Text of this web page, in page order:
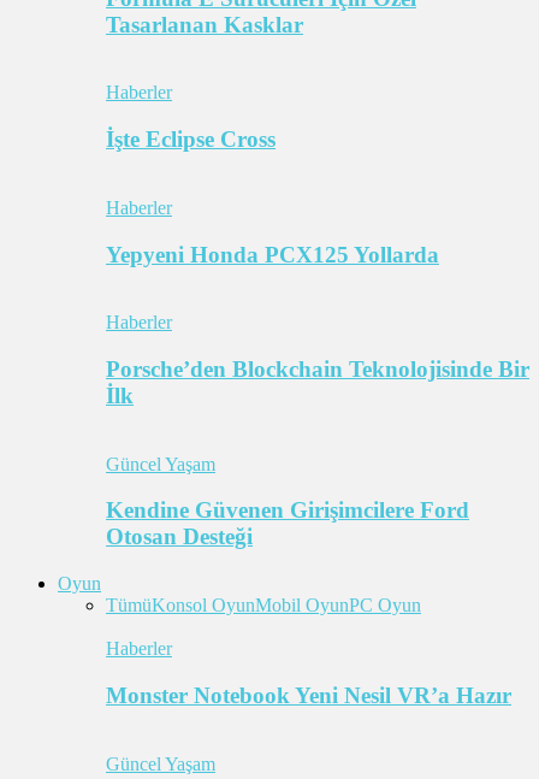
Tasarlanan Kasklar
Haberler
İşte Eclipse Cross
Haberler
Yepyeni Honda PCX125 Yollarda
Haberler
Porsche’den Blockchain Teknolojisinde Bir
İlk
Güncel Yaşam
Kendine Güvenen Girişimcilere Ford
Otosan Desteği
Oyun
TümüKonsol OyunMobil OyunPC Oyun
Haberler
Monster Notebook Yeni Nesil VR’a Hazır
Güncel Yaşam